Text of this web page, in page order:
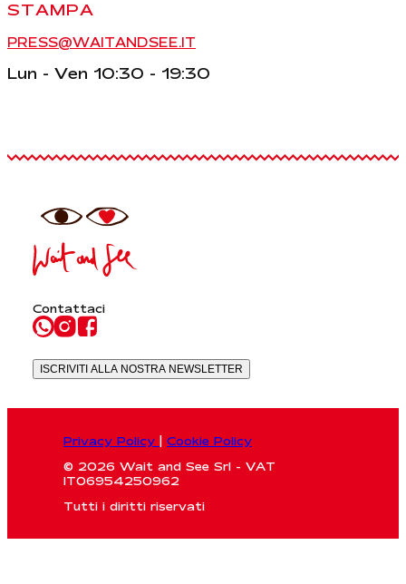
STAMPA
PRESS@WAITANDSEE.IT
Lun - Ven 10:30 - 19:30
Contattaci
ISCRIVITI ALLA NOSTRA NEWSLETTER
Privacy Policy
Cookie Policy
© 2026 Wait and See Srl - VAT
IT06954250962
Tutti i diritti riservati